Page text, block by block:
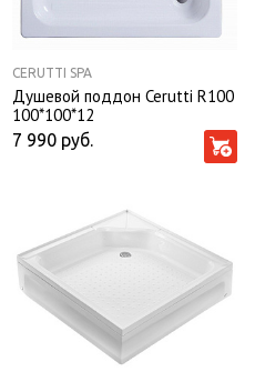
CERUTTI SPA
Душевой поддон Cerutti R100
100*100*12
7 990 руб.